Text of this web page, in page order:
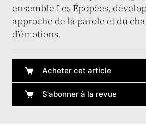
ensemble Les Épopées,
approche de la parole et du
d’émotions.
Acheter cet article
S'abonner à la revue